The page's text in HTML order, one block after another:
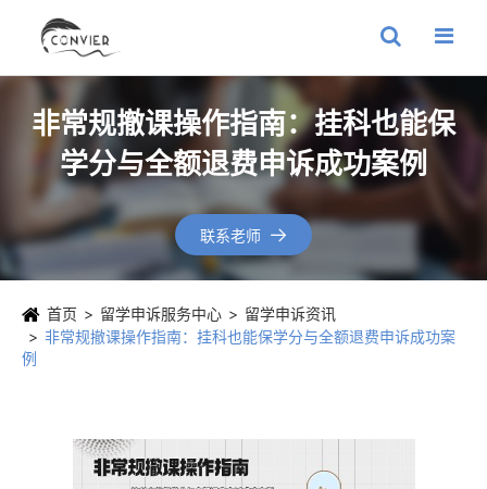
非常规撤课操作指南：挂科也能保
学分与全额退费申诉成功案例
联系老师 
首页 留学申诉服务中心
留学申诉资讯
非常规撤课操作指南：挂科也能保学分与全额退费申诉成功案
例